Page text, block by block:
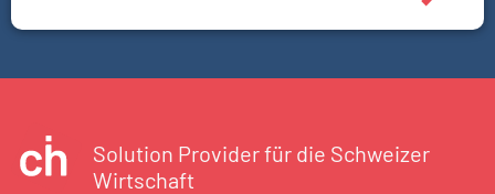
Solution Provider für die Schweizer
Wirtschaft